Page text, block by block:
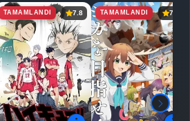
TAMAMLANDI 7.8 TAMAMLANDI 7.0